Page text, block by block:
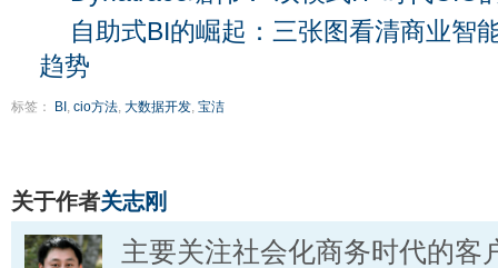
自助式BI的崛起：三张图看清商业智
趋势
标签： BI , cio方法, 大数据开发, 宝洁
关于作者关志刚
主要关注社会化商务时代的客